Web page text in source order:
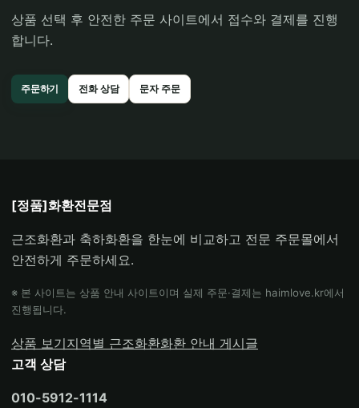
상품 선택 후 안전한 주문 사이트에서 접수와 결제를 진행
합니다.
주문하기 전화 상담 문자 주문
[정품]화환전문점
근조화환과 축하화환을 한눈에 비교하고 전문 주문몰에서
안전하게 주문하세요.
※ 본 사이트는 상품 안내 사이트이며 실제 주문·결제는 haimlove.kr에서
진행됩니다.
상품 보기지역별 근조화환화환 안내 게시글
고객 상담
010-5912-1114